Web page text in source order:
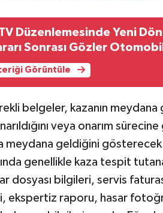
Düzenlemesinde Yeni
Sonrası Gözler
Görüntüle
belgeler, kazanın
veya onarım
meydana geldiğini gösterecek
genellikle kaza tespit
dosyası bilgileri, servis
ekspertiz raporu, hasar